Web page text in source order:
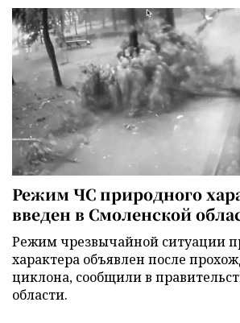
Режим ЧС природного
введен в Смоленской
Режим чрезвычайной ситуации
характера объявлен после
циклона, сообщили в
области.